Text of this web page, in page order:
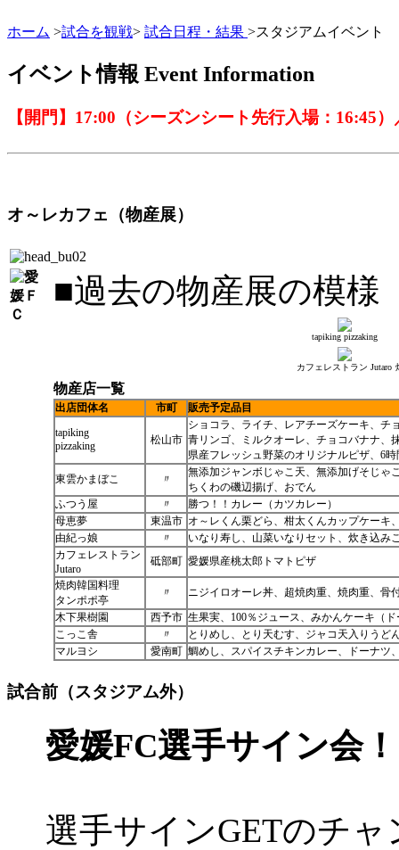
ホーム >試合を観戦> 試合日程・結果 >スタジアムイベント
イベント情報 Event Information
【開門】17:00（シーズンシート先行入場：16:45
オ～レカフェ（物産展）
■過去の物産展の模様
tapiking pizzaking
カフェレストラン Jutaro
物産店一覧
出店団体名 市町
販売予定品目
tapiking
pizzaking
松山市
ショコラ、ライチ、レアチーズケーキ、チ
青リンゴ、ミルクオーレ、チョコバナナ、
県産フレッシュ野菜のオリジナルピザ、6
東雲かまぼこ
〃
無添加ジャンボじゃこ天、無添加げそじゃ
ちくわの磯辺揚げ、おでん
ふつう屋
〃
勝つ！！カレー（カツカレー）
母恵夢
東温市 オ～レくん栗どら、柑太くんカップケーキ
由紀っ娘
〃
いなり寿し、山菜いなりセット、炊き込み
カフェレストラン
Jutaro
砥部町 愛媛県産桃太郎トマトピザ
焼肉韓国料理
タンポポ亭
〃
ニジイロオーレ丼、超焼肉重、焼肉重、骨
木下果樹園
西予市 生果実、100％ジュース、みかんケーキ（
こっこ舎
〃
とりめし、とり天むす、ジャコ天入りうど
マルヨシ
愛南町 鯛めし、スパイスチキンカレー、ドーナツ
試合前（スタジアム外）
愛媛FC選手サイン会！
選手サインGETのチャ